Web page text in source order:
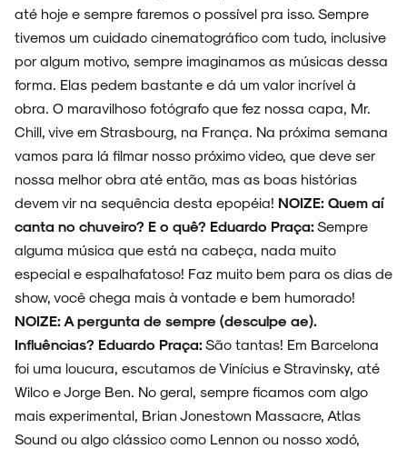
até hoje e sempre faremos o possível pra isso. Sempre
tivemos um cuidado cinematográfico com tudo, inclusive
por algum motivo, sempre imaginamos as músicas dessa
forma. Elas pedem bastante e dá um valor incrível à
obra. O maravilhoso fotógrafo que fez nossa capa, Mr.
Chill, vive em Strasbourg, na França. Na próxima semana
vamos para lá filmar nosso próximo video, que deve ser
nossa melhor obra até então, mas as boas histórias
devem vir na sequência desta epopéia! NOIZE: Quem aí
canta no chuveiro? E o quê? Eduardo Praça: Sempre
alguma música que está na cabeça, nada muito
especial e espalhafatoso! Faz muito bem para os dias de
show, você chega mais à vontade e bem humorado!
NOIZE: A pergunta de sempre (desculpe ae).
Influências? Eduardo Praça: São tantas! Em Barcelona
foi uma loucura, escutamos de Vinícius e Stravinsky, até
Wilco e Jorge Ben. No geral, sempre ficamos com algo
mais experimental, Brian Jonestown Massacre, Atlas
Sound ou algo clássico como Lennon ou nosso xodó,